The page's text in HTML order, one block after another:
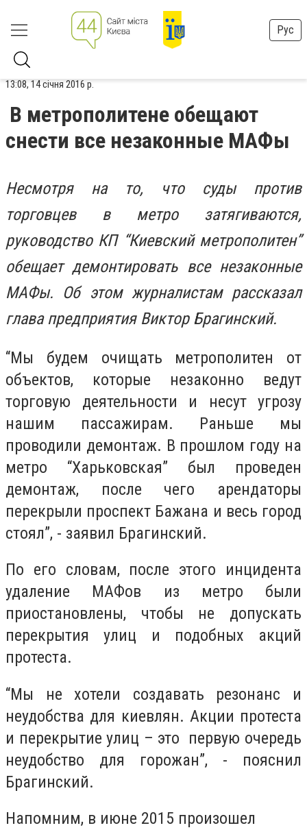
Рус
13:08, 14 січня 2016 р.
В метрополитене обещают
снести все незаконные МАФы
Несмотря на то, что суды против
торговцев в метро затягиваются,
руководство КП “Киевский метрополитен”
обещает демонтировать все незаконные
МАФы. Об этом журналистам рассказал
глава предприятия Виктор Брагинский.
“Мы будем очищать метрополитен от
объектов, которые незаконно ведут
торговую деятельности и несут угрозу
нашим пассажирам. Раньше мы
проводили демонтаж. В прошлом году на
метро “Харьковская” был проведен
демонтаж, после чего арендаторы
перекрыли проспект Бажана и весь город
стоял”, - заявил Брагинский.
По его словам, после этого инцидента
удаление МАФов из метро были
приостановлены, чтобы не допускать
перекрытия улиц и подобных акций
протеста.
“Мы не хотели создавать резонанс и
неудобства для киевлян. Акции протеста
и перекрытие улиц – это первую очередь
неудобство для горожан”, - пояснил
Брагинский.
Напомним, в июне 2015 произошел